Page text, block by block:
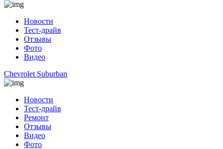
Новости
Тест-драйв
Отзывы
Фото
Видео
Chevrolet Suburban
Новости
Тест-драйв
Ремонт
Отзывы
Видео
Фото